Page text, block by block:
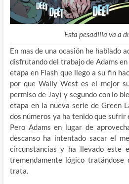
Esta pesadilla va a
En mas de una ocasión he hablado
disfrutando del trabajo de Adams
etapa en Flash que llego a su fin
por que Wally West es el mejor
permiso de Jay) y segundo con lo
etapa en la nueva serie de Green
dos números ya ha tenido que
Pero Adams en lugar de
descanso ha intentado sacar el
circunstancias y ha llevado este
tremendamente lógico tratándose
trata.